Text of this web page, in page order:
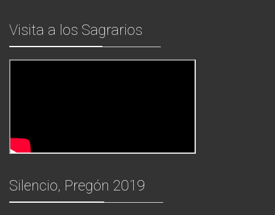
Visita a los Sagrarios
Silencio, Pregón 2019